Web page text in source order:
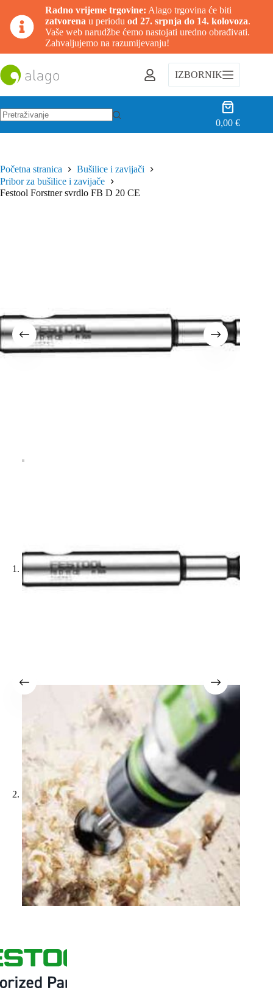
Radno vrijeme trgovine: Alago trgovina će biti
zatvorena u periodu od 27. srpnja do 14. kolovoza.
Vaše web narudžbe ćemo nastojati uredno obrađivati.
Zahvaljujemo na razumijevanju!
na
sadržaj
IZBORNIK
Košarica
0,00€
Početna stranica
Bušilice i zavijači
Pribor za bušilice i zavijače
Festool Forstner svrdlo FB D 20 CE